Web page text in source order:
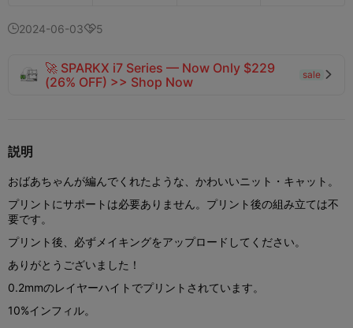
2024-06-035
🚀 SPARKX i7 Series — Now Only $229
(26% OFF) >> Shop Now
sale 
説明
おばあちゃんが編んでくれたような、かわいいニット・キャット。
プリントにサポートは必要ありません。プリント後の組み立ては不
要です。
プリント後、必ずメイキングをアップロードしてください。
ありがとうございました！
0.2mmのレイヤーハイトでプリントされています。
10%インフィル。